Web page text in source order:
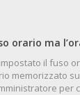
orario ma
il fuso
memorizzato
per